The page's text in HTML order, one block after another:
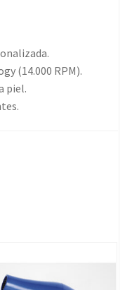
(14.000 RPM).
piel.